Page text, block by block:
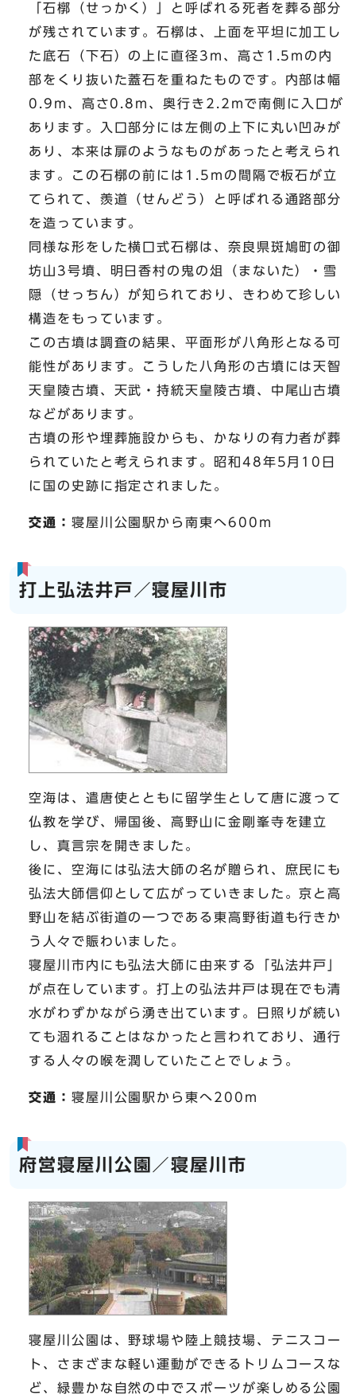
「石槨（せっかく）」と呼ばれる死者を葬る部分
が残されています。石槨は、上面を平坦に加工し
た底石（下石）の上に直径3m、高さ1.5mの内
部をくり抜いた蓋石を重ねたものです。内部は幅
0.9m、高さ0.8m、奥行き2.2mで南側に入口が
あります。入口部分には左側の上下に丸い凹みが
あり、本来は扉のようなものがあったと考えられ
ます。この石槨の前には1.5mの間隔で板石が立
てられて、羨道（せんどう）と呼ばれる通路部分
を造っています。
同様な形をした横口式石槨は、奈良県斑鳩町の御
坊山3号墳、明日香村の鬼の俎（まないた）・雪
隠（せっちん）が知られており、きわめて珍しい
構造をもっています。
この古墳は調査の結果、平面形が八角形となる可
能性があります。こうした八角形の古墳には天智
天皇陵古墳、天武・持統天皇陵古墳、中尾山古墳
などがあります。
古墳の形や埋葬施設からも、かなりの有力者が葬
られていたと考えられます。昭和48年5月10日
に国の史跡に指定されました。
交通： 寝屋川公園駅から南東へ600m
打上弘法井戸／寝屋川市
空海は、遣唐使とともに留学生として唐に渡って
仏教を学び、帰国後、高野山に金剛峯寺を建立
し、真言宗を開きました。
後に、空海には弘法大師の名が贈られ、庶民にも
弘法大師信仰として広がっていきました。京と高
野山を結ぶ街道の一つである東高野街道も行きか
う人々で賑わいました。
寝屋川市内にも弘法大師に由来する「弘法井戸」
が点在しています。打上の弘法井戸は現在でも清
水がわずかながら湧き出ています。日照りが続い
ても涸れることはなかったと言われており、通行
する人々の喉を潤していたことでしょう。
交通： 寝屋川公園駅から東へ200m
府営寝屋川公園／寝屋川市
寝屋川公園は、野球場や陸上競技場、テニスコー
ト、さまざまな軽い運動ができるトリムコースな
ど、緑豊かな自然の中でスポーツが楽しめる公園